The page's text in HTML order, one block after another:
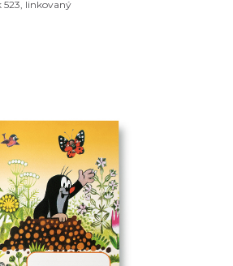
523, linkovaný